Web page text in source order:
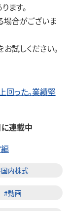
ます。
場合がございま
試しください。
回った。業績堅
連載中
内株式
#動画